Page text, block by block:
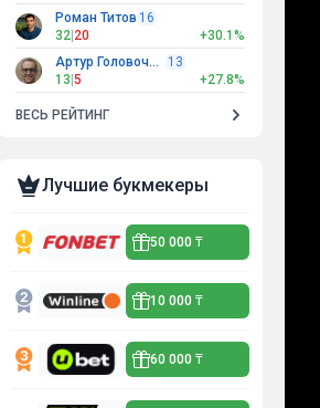
Роман Титов 16
32 20
+30.1%
Артур Головочесов
13
13 5 +27.8%
ВЕСЬ РЕЙТИНГ
Лучшие букмекеры
50 000 ₸
10 000 ₸
60 000 ₸